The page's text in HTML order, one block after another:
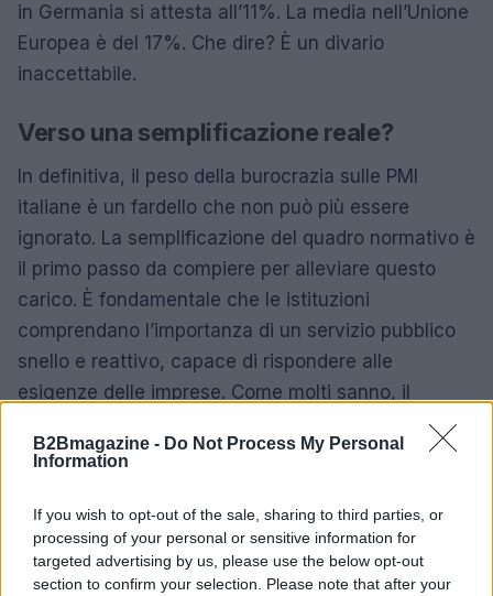
B2Bmagazine - Do Not Process My Personal
Information
If you wish to opt-out of the sale, sharing to third parties, or
processing of your personal or sensitive information for
targeted advertising by us, please use the below opt-out
section to confirm your selection. Please note that after your
in Germania si attesta all’11%. La media nell’Unione
Europea è del 17%. Che dire? È un divario
inaccettabile.
Verso una semplificazione reale?
In definitiva, il peso della burocrazia sulle PMI
italiane è un fardello che non può più essere
ignorato. La semplificazione del quadro normativo è
il primo passo da compiere per alleviare questo
carico. È fondamentale che le istituzioni
comprendano l’importanza di un servizio pubblico
snello e reattivo, capace di rispondere alle
esigenze delle imprese. Come molti sanno, il
cambiamento non avviene dall’oggi al domani, ma
ogni passo, per quanto piccolo, può rappresentare
legge sarà approvata in tempi ragionevoli e se
porterà i risultati sperati. La speranza è che un
giorno, le PMI italiane possano finalmente respirare